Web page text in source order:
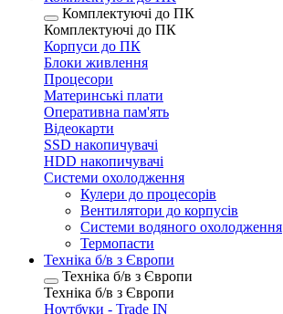
Комплектуючі до ПК
Комплектуючі до ПК
Корпуси до ПК
Блоки живлення
Процесори
Материнські плати
Оперативна пам'ять
Відеокарти
SSD накопичувачі
HDD накопичувачі
Системи охолодження
Кулери до процесорів
Вентилятори до корпусів
Системи водяного охолодження
Термопасти
Техніка б/в з Європи
Техніка б/в з Європи
Техніка б/в з Європи
Ноутбуки - Trade IN